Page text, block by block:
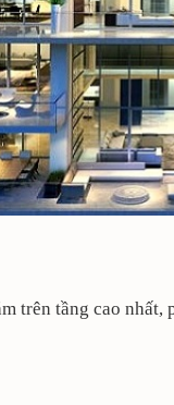
trên tầng cao nhất,